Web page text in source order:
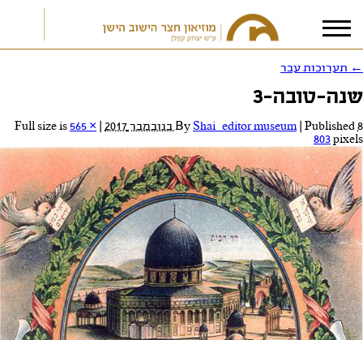
אני מאשר/ת אתתנאי הפרטיות
← תערוכות עבר
שנה-טובה-3
By Shai_editor museum Published8 בנובמבר 2017
565 ×
803pixels